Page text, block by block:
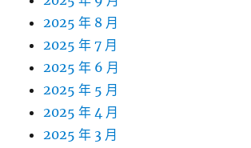
2025 年 8 月
2025 年 7 月
2025 年 6 月
2025 年 5 月
2025 年 4 月
2025 年 3 月